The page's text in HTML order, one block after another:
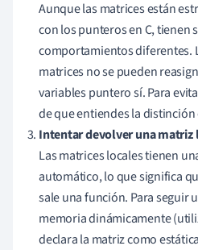
Aunque las matrices están
con los punteros en C, tienen
comportamientos diferentes.
matrices no se pueden
variables puntero sí. Para
de que entiendes la
Intentar devolver una matriz
Las matrices locales tienen
automático, lo que significa
sale una función. Para seguir
memoria dinámicamente
declara la matriz como